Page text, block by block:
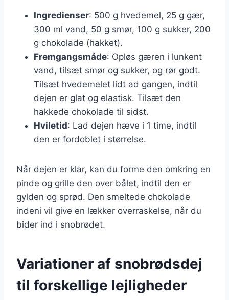
Ingredienser: 500 g hvedemel, 25 g gær,
300 ml vand, 50 g smør, 100 g sukker, 200
g chokolade (hakket).
Fremgangsmåde: Opløs gæren i lunkent
vand, tilsæt smør og sukker, og rør godt.
Tilsæt hvedemelet lidt ad gangen, indtil
dejen er glat og elastisk. Tilsæt den
hakkede chokolade til sidst.
Hviletid: Lad dejen hæve i 1 time, indtil
den er fordoblet i størrelse.
Når dejen er klar, kan du forme den omkring en
pinde og grille den over bålet, indtil den er
gylden og sprød. Den smeltede chokolade
indeni vil give en lækker overraskelse, når du
bider ind i snobrødet.
Variationer af snobrødsdej
til forskellige lejligheder